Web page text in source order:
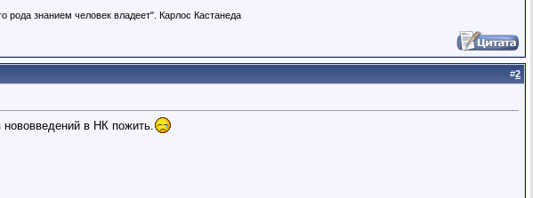
рода знанием человек владеет". Карлос Кастанеда
#2
нововведений в НК пожить.